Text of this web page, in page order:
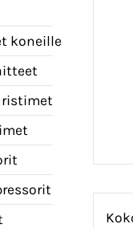
koneille